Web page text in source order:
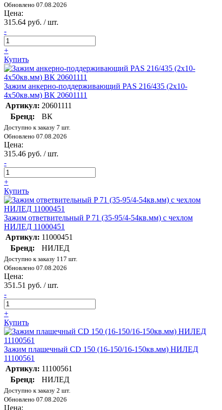
Обновлено 07.08.2026
Цена:
315.64 руб. / шт.
-
+
Купить
Зажим анкерно-поддерживающий PAS 216/435 (2х10-
4х50кв.мм) ВК 20601111
Артикул: 20601111
Бренд:
ВК
Доступно к заказу 7 шт.
Обновлено 07.08.2026
Цена:
315.46 руб. / шт.
-
+
Купить
Зажим ответвительный P 71 (35-95/4-54кв.мм) с чехлом
НИЛЕД 11000451
Артикул: 11000451
Бренд:
НИЛЕД
Доступно к заказу 117 шт.
Обновлено 07.08.2026
Цена:
351.51 руб. / шт.
-
+
Купить
Зажим плашечный CD 150 (16-150/16-150кв.мм) НИЛЕД
11100561
Артикул: 11100561
Бренд:
НИЛЕД
Доступно к заказу 2 шт.
Обновлено 07.08.2026
Цена: